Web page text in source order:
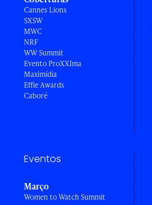
Cannes Lions
SXSW
MWC
NRF
WW Summit
Evento ProXXIma
Maximídia
Effie Awards
Caboré
Eventos
Março
Women to Watch Summit